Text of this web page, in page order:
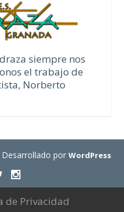
siempre nos
el trabajo de
Norberto
por WordPress
de Privacidad